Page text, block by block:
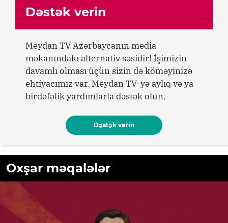
Dəstək verin
Meydan TV Azərbaycanın media
məkanındakı alternativ səsidir! İşimizin
davamlı olması üçün sizin də köməyinizə
ehtiyacımız var. Meydan TV-yə aylıq və ya
birdəfəlik yardımlarla dəstək olun.
Dəstək verin
Oxşar məqalələr